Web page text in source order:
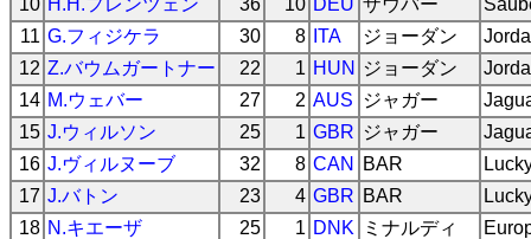
11 G.フィジケラ 30 8 ITA ジョーダン
12 Z.バウムガートナー 22 1 HUN ジョーダン
14 M.ウェバー 27 2 AUS ジャガー
15 J.ウィルソン 25 1 GBR ジャガー
16 J.ヴィルヌーブ 32 8 CAN BAR
17 J.バトン 23 4 GBR BAR
18 N.キエーザ 25 1 DNK ミナルディ